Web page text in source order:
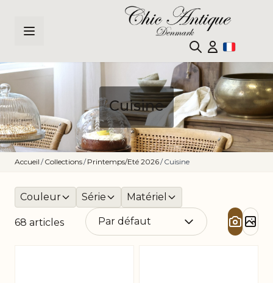
Cuisine
Accueil / Collections/ Printemps/Eté 2026/ Cuisine
Couleur Série Matériel
68 articles